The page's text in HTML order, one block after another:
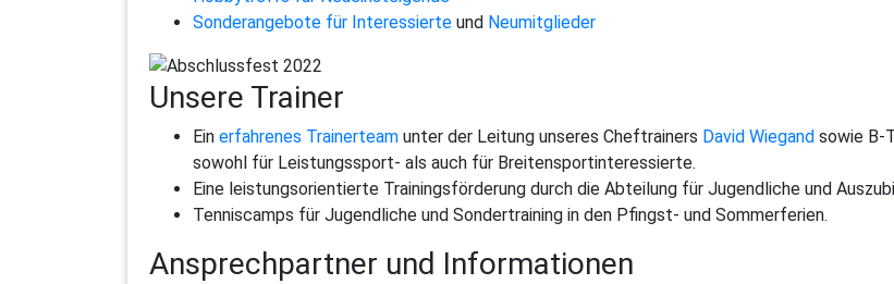
Sonderangebote für Interessierte und Neumitglieder
Unsere Trainer
Ein erfahrenes Trainerteam unter der Leitung unseres Cheftrainers David Wiegand sowie B-
sowohl für Leistungssport- als auch für Breitensportinteressierte.
Eine leistungsorientierte Trainingsförderung durch die Abteilung für Jugendliche und
Tenniscamps für Jugendliche und Sondertraining in den Pfingst- und Sommerferien.
Ansprechpartner und Informationen